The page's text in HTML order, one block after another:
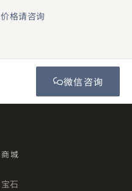
价格请咨询
微信咨询
商城
宝石